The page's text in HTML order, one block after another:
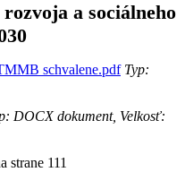
a sociálneho
schvalene.pdfTyp:
DOCX dokument, Velkosť:
strane 111